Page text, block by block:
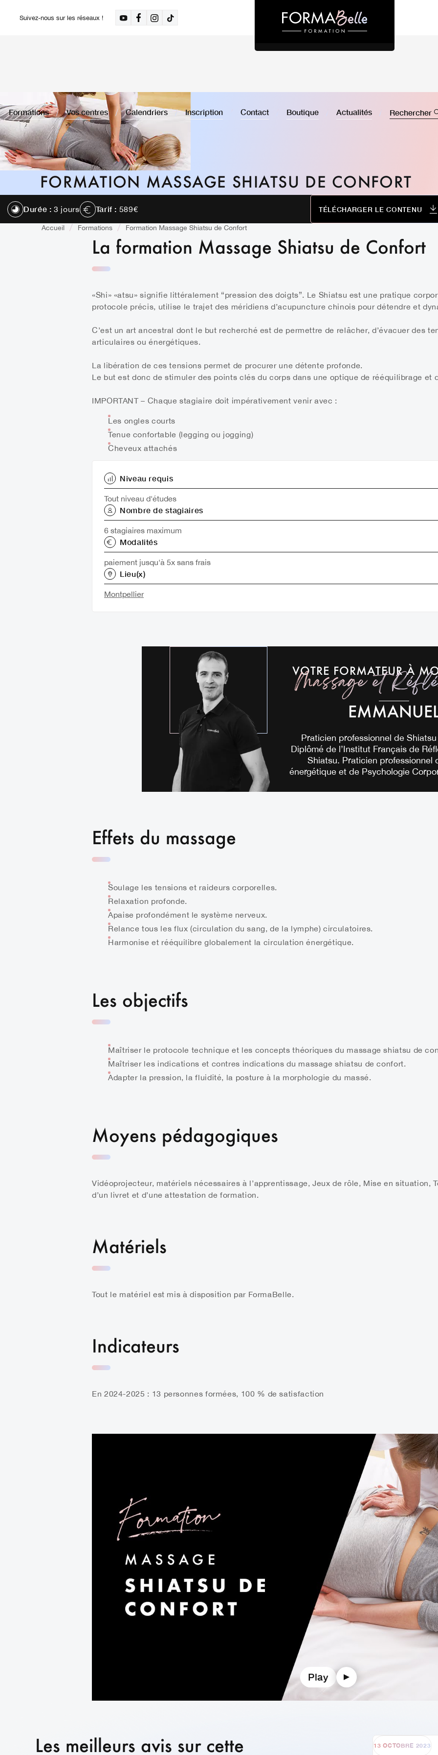
Suivez-nous sur les réseaux !
Formations Vos centres Calendriers Inscription Contact Boutique Actualités Rechercher
FORMATION MASSAGE SHIATSU DE CONFORT
Durée : 3 jours Tarif : 589€ TÉLÉCHARGER LE CONTENU
Accueil Formations Formation Massage Shiatsu de Confort
La formation Massage Shiatsu de Confort
«Shi» «atsu» signifie littéralement “pression des doigts”. Le Shiatsu est une pratique
protocole précis, utilise le trajet des méridiens d’acupuncture chinois pour détendre et
C’est un art ancestral dont le but recherché est de permettre de relâcher, d’évacuer des
articulaires ou énergétiques.
La libération de ces tensions permet de procurer une détente profonde.
Le but est donc de stimuler des points clés du corps dans une optique de rééquilibrage et
IMPORTANT– Chaque stagiaire doit impérativement venir avec :
Les ongles courts
Tenue confortable (legging ou jogging)
Cheveux attachés
Niveau requis
Tout niveau d'études
Nombre de stagiaires
6 stagiaires maximum
Modalités
paiement jusqu'à 5x sans frais
Lieu(x)
Montpellier
VOTRE FORMATEUR À
Massage et
Praticien professionnel de
Diplômé de l’Institut Français de
Shiatsu. Praticien professionnel
énergétique et de Psychologie
Effets du massage
Soulage les tensions et raideurs corporelles.
Relaxation profonde.
Apaise profondément le système nerveux.
Relance tous les flux (circulation du sang, de la lymphe) circulatoires.
Harmonise et rééquilibre globalement la circulation énergétique.
Les objectifs
Maîtriser le protocole technique et les concepts théoriques du massage shiatsu de
Maîtriser les indications et contres indications du massage shiatsu de confort.
Adapter la pression, la fluidité, la posture à la morphologie du massé.
Moyens pédagogiques
Vidéoprojecteur, matériels nécessaires à l’apprentissage, Jeux de rôle, Mise en situation,
d’un livret et d’une attestation de formation.
Matériels
Tout le matériel est mis à disposition par FormaBelle.
Indicateurs
En 2024-2025 : 13 personnes formées, 100 % de satisfaction
Play
Les meilleurs avis sur cette
13 OCTOBRE 2023
31 MARS